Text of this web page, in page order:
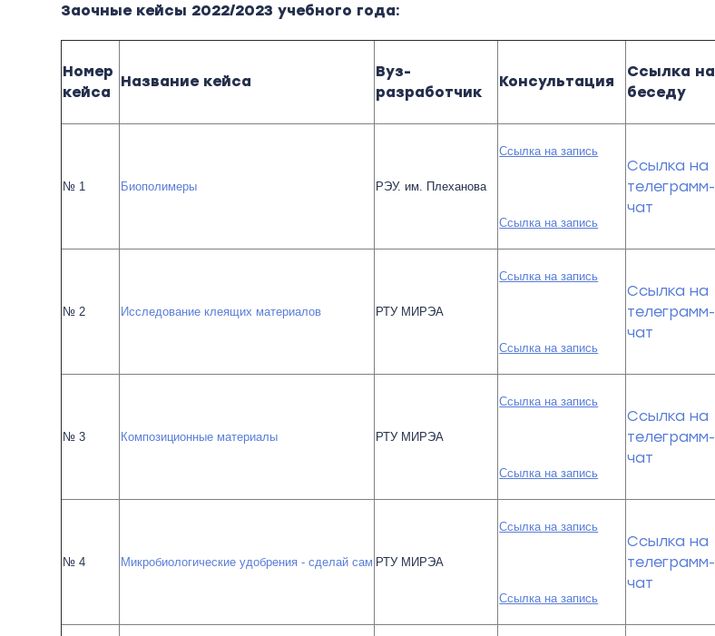
Заочные кейсы 2022/2023 учебного года:
Номер
кейса
Название кейса
Вуз-
разработчик
Консультация
Ссылка на
беседу
№ 1 Биополимеры РЭУ. им. Плеханова
Ссылка на запись
Ссылка на запись
Ссылка на
телеграмм-
чат
№ 2 Исследование клеящих материалов РТУ МИРЭА
Ссылка на запись
Ссылка на запись
Ссылка на
телеграмм-
чат
№ 3 Композиционные материалы РТУ МИРЭА
Ссылка на запись
Ссылка на запись
Ссылка на
телеграмм-
чат
№ 4 Микробиологические удобрения - сделай сам РТУ МИРЭА
Ссылка на запись
Ссылка на запись
Ссылка на
телеграмм-
чат